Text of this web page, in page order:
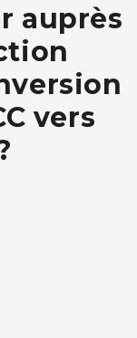
auprès
vers